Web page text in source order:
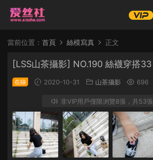
當前位置： 首頁 絲模寫真 正文
[LSS山茶攝影] NO.190 絲襪穿搭33
在線 2020-10-31 山茶攝影 696
非VIP用戶僅限浏覽8張，共53張